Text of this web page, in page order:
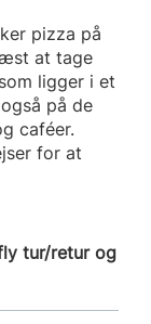
pizza på
at tage
ligger i et
på de
caféer.
for at
tur/retur og